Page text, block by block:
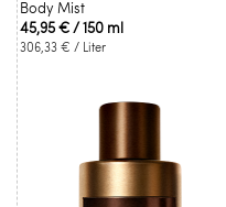
Body Mist
45,95 €/ 150 ml
306,33 € / Liter